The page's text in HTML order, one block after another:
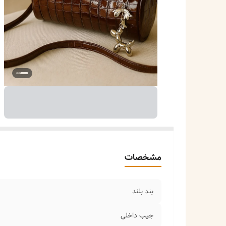
مشخصات
بند بلند
جیب داخلی